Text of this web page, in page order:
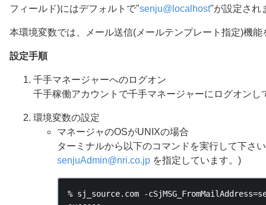
フィールド)にはデフォルトで"senju@ localhost"が設定され
本環境変数では、メール送信(メールテンプレート指定)機
設定手順
千手マネージャーへのログオン
千手稼働アカウントで千手マネージャーにログオンし
環境変数の設定
マネージャのOSがUNIXの場合
ターミナルから以下のコマンドを実行して下さ
senjuAdmin@nri.co.jp を指定しています。)
% sj_source.com -